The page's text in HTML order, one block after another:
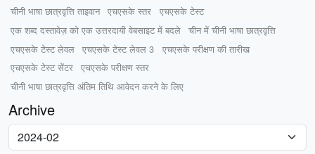
चीनी भाषा छात्रवृत्ति ताइवान
एचएसके स्तर
एचएसके टेस्ट
एक शब्द दस्तावेज़ को एक उत्तरदायी वेबसाइट में बदले
चीन में चीनी भाषा छात्रवृत्ति
एचएसके टेस्ट लेवल
एचएसके टेस्ट लेवल 3
एचएसके परीक्षण की तारीख
एचएसके टेस्ट सेंटर
एचएसके परीक्षण स्तर
चीनी भाषा छात्रवृत्ति अंतिम तिथि आवेदन करने के लिए
Archive